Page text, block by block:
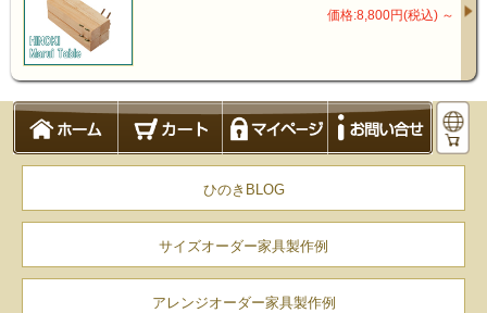
価格:8,800円(税込) ～
ひのきBLOG
サイズオーダー家具製作例
アレンジオーダー家具製作例